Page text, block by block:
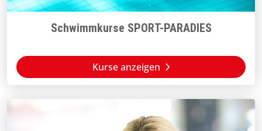
Schwimmkurse SPORT-PARADIES
Kurse anzeigen